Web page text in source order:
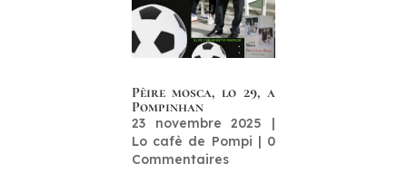
Pèire mosca, lo 29, a
Pompinhan
23 novembre 2025 |
Lo cafè de Pompi | 0
Commentaires